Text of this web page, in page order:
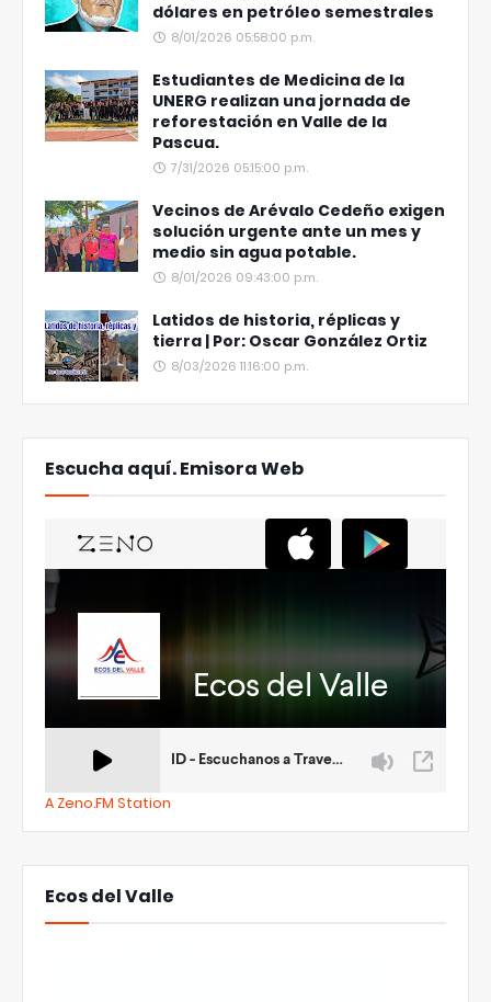
dólares en petróleo semestrales
8/01/2026 05:58:00 p.m.
Estudiantes de Medicina de la
UNERG realizan una jornada de
reforestación en Valle de la
Pascua.
7/31/2026 05:15:00 p.m.
Vecinos de Arévalo Cedeño exigen
solución urgente ante un mes y
medio sin agua potable.
8/01/2026 09:43:00 p.m.
Latidos de historia, réplicas y
tierra | Por: Oscar González Ortiz
8/03/2026 11:16:00 p.m.
Escucha aquí. Emisora Web
A Zeno.FM Station
Ecos del Valle